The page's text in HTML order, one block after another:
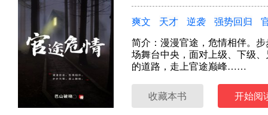
爽文 天才 逆袭 强势回归
简介：漫漫官途，危情相伴。
场舞台中央，面对上级、下级
的道路，走上官途巅峰……
收藏本书 开始阅